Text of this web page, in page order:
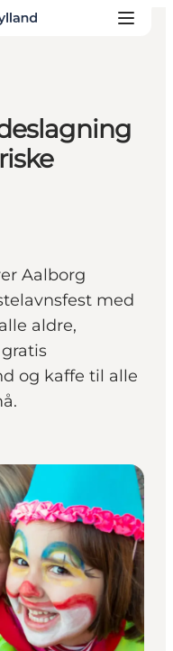
Aalborg
med
aldre,
og kaffe til alle